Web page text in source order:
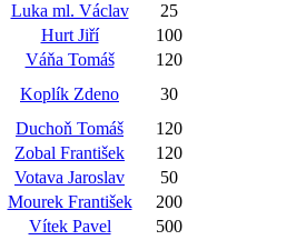
Luka ml. Václav
25
Hurt Jiří
100
Váňa Tomáš
120
Koplík Zdeno
30
Duchoň Tomáš
120
Zobal František
120
Votava Jaroslav
50
Mourek František
200
Vítek Pavel
500